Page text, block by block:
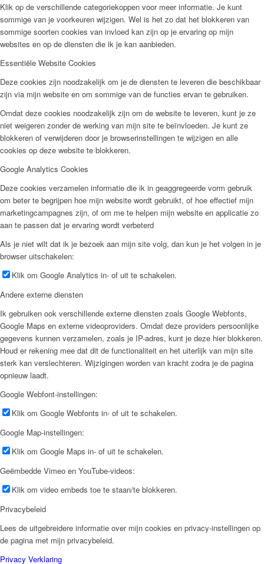
Klik op de verschillende categoriekoppen voor meer informatie. Je kunt
sommige van je voorkeuren wijzigen. Wel is het zo dat het blokkeren van
sommige soorten cookies van invloed kan zijn op je ervaring op mijn
websites en op de diensten die ik je kan aanbieden.
Essentiële Website Cookies
Deze cookies zijn noodzakelijk om je de diensten te leveren die beschikbaar
zijn via mijn website en om sommige van de functies ervan te gebruiken.
Omdat deze cookies noodzakelijk zijn om de website te leveren, kunt je ze
niet weigeren zonder de werking van mijn site te beïnvloeden. Je kunt ze
blokkeren of verwijderen door je browserinstellingen te wijzigen en alle
cookies op deze website te blokkeren.
Google Analytics Cookies
Deze cookies verzamelen informatie die ik in geaggregeerde vorm gebruik
om beter te begrijpen hoe mijn website wordt gebruikt, of hoe effectief mijn
marketingcampagnes zijn, of om me te helpen mijn website en applicatie zo
aan te passen dat je ervaring wordt verbeterd
Als je niet wilt dat ik je bezoek aan mijn site volg, dan kun je het volgen in je
browser uitschakelen:
Klik om Google Analytics in- of uit te schakelen.
Andere externe diensten
Ik gebruiken ook verschillende externe diensten zoals Google Webfonts,
Google Maps en externe videoproviders. Omdat deze providers persoonlijke
gegevens kunnen verzamelen, zoals je IP-adres, kunt je deze hier blokkeren.
Houd er rekening mee dat dit de functionaliteit en het uiterlijk van mijn site
sterk kan verslechteren. Wijzigingen worden van kracht zodra je de pagina
opnieuw laadt.
Google Webfont-instellingen:
Klik om Google Webfonts in- of uit te schakelen.
Google Map-instellingen:
Klik om Google Maps in- of uit te schakelen.
Geëmbedde Vimeo en YouTube-videos:
Klik om video embeds toe te staan/te blokkeren.
Privacybeleid
Lees de uitgebreidere informatie over mijn cookies en privacy-instellingen op
de pagina met mijn privacybeleid.
Privacy Verklaring